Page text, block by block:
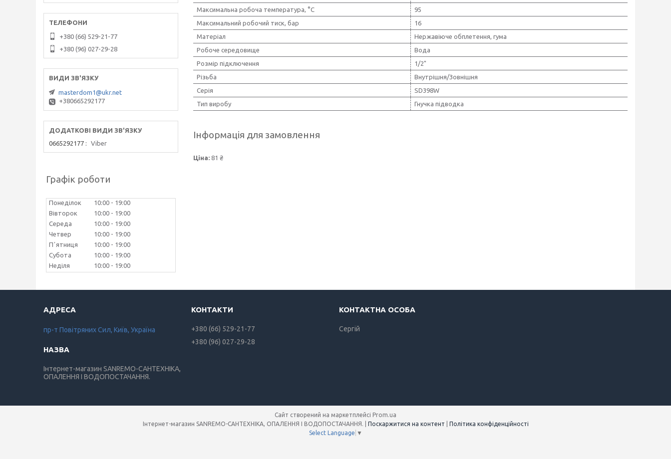
Максимальна робоча температура, °C
95
Максимальний робочий тиск, бар
16
Матеріал
Нержавіюче обплетення, гума
Робоче середовище
Вода
Розмір підключення
1/2"
Різьба
Внутрішня/Зовнішня
Серія
SD398W
Тип виробу
Гнучка підводка
Інформація для замовлення
Ціна: 81 ₴
+380 (66) 529-21-77
+380 (96) 027-29-28
masterdom1@ukr.net
+380665292177
0665292177 Viber
Графік роботи
Понеділок 10:00
19:00
Вівторок
10:00
19:00
Середа
10:00
19:00
Четвер
10:00
19:00
Пʼятниця
10:00
19:00
Субота
10:00
19:00
Неділя
10:00 19:00
пр-т Повiтряних Сил, Київ, Україна
Інтернет-магазин SANREMO-САНТЕХНІКА,
ОПАЛЕННЯ І ВОДОПОСТАЧАННЯ.
+380 (66) 529-21-77
+380 (96) 027-29-28
Сергiй
Сайт створений на маркетплейсі Prom.ua
Поскаржитися на контент
Політика конфіденційності
Select Language ▼